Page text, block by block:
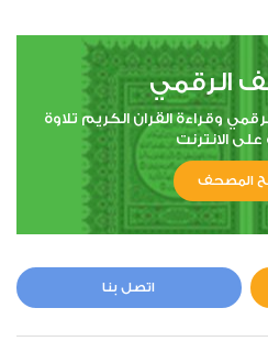
0اعجاب
00:00
13
الرقمي
وقراءة القران الكريم تلاوة
الانترنت
المصحف
اتصل بنا